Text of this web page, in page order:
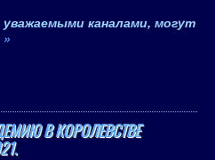
каналами, могут
В КОРОЛЕВСТВЕ